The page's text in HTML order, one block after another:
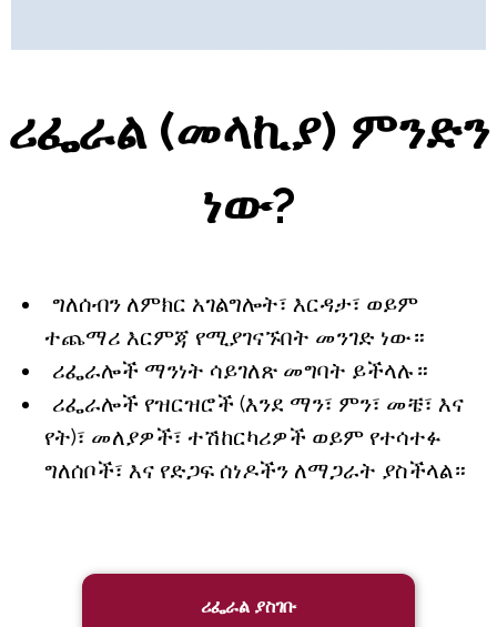
ሪፌራል (መላኪያ) ምንድን
ነው?
ግለሰብን ለምክር አገልግሎት፣ እርዳታ፣ ወይም
ተጨማሪ እርምጃ የሚያገናኙበት መንገድ ነው።
ሪፌራሎች ማንነት ሳይገለጽ መግባት ይችላሉ።
ሪፌራሎች የዝርዝሮች (እንደ ማን፣ ምን፣ መቼ፣ እና
የት)፣ መለያዎች፣ ተሽከርካሪዎች ወይም የተሳተፉ
ግለሰቦች፣ እና የድጋፍ ሰነዶችን ለማጋራት ያስችላል።
ሪፌራል ያስገቡ